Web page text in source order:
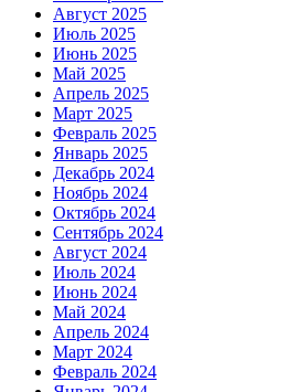
Август 2025
Июль 2025
Июнь 2025
Май 2025
Апрель 2025
Март 2025
Февраль 2025
Январь 2025
Декабрь 2024
Ноябрь 2024
Октябрь 2024
Сентябрь 2024
Август 2024
Июль 2024
Июнь 2024
Май 2024
Апрель 2024
Март 2024
Февраль 2024